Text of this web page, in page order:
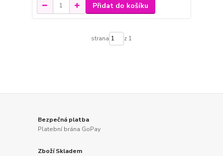
Přidat do košíku
strana z 1
Bezpečná platba
Platební brána GoPay
Zboží Skladem